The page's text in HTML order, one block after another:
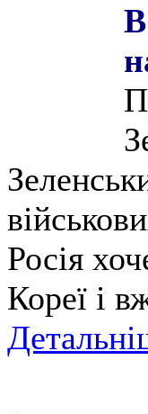
Росія
Кореї і